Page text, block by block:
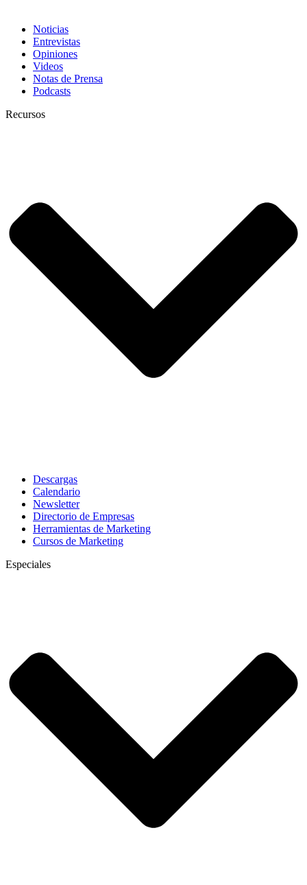
Noticias
Entrevistas
Opiniones
Videos
Notas de Prensa
Podcasts
Recursos
Descargas
Calendario
Newsletter
Directorio de Empresas
Herramientas de Marketing
Cursos de Marketing
Especiales